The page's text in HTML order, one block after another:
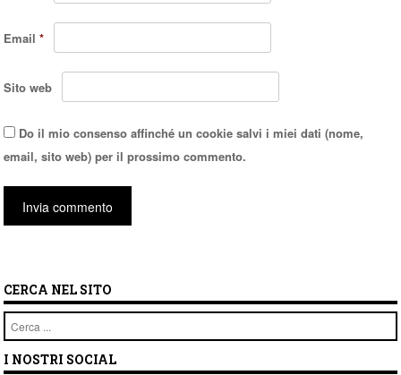
Email*
Sito web
Do il mio consenso affinché un cookie salvi i miei dati (nome,
email, sito web) per il prossimo commento.
CERCA NEL SITO
Cerca
I NOSTRI SOCIAL